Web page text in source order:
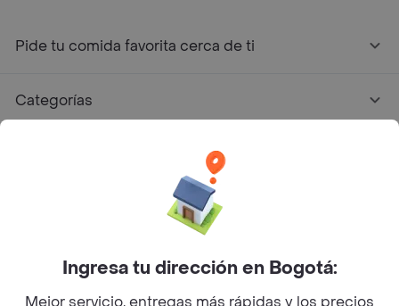
Pide tu comida favorita cerca de ti
Categorías
Facebook
Twitter
Instagram
Ingresa tu dirección en Bogotá:
Mejor servicio, entregas más rápidas y los precios